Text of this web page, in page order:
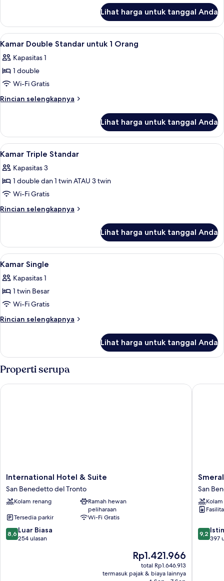
Kamar
Double
Standar
Lihat harga untuk tanggal Anda
Lihat
semua
foto
untuk
Kamar
Double
1
Orang
Shower, perlengkapan mandi
1
Kamar Double Standar untuk 1 Orang
Kapasitas 1
1 double
Wi-Fi Gratis
Rincian selengkapnya
Rincian
Kamar
Double
Standar
Orang
Lihat harga untuk tanggal Anda
Lihat
semua
foto
untuk
Kamar
Triple
Kamar Triple Standar | Seprai Frette
1
Kamar Triple Standar
Kapasitas 3
1 double dan 1 twin ATAU 3 twin
Wi-Fi Gratis
Rincian selengkapnya
Rincian
Kamar
Triple
Standar
Lihat harga untuk tanggal Anda
Lihat
semua
foto
untuk
Kamar
Single
Shower, perlengkapan mandi
1
Kamar Single
Kapasitas 1
1 twin Besar
Wi-Fi Gratis
Rincian selengkapnya
Rincian
Kamar
Lihat harga untuk tanggal Anda
Properti serupa
International
Hotel
&
Suite
Benedetto
del
Tronto
International Hotel & Suite
San Benedetto del Tronto
Kolam renang
Ramah hewan
peliharaan
Tersedia parkir
Wi-Fi Gratis
8.6
dari
8,6 Luar Biasa
254 ulasan
Harga
sekarang
Rp1.421.966
Rp1.421.966
total Rp1.646.913
termasuk pajak & biaya lainnya
International Hotel & Suite
Suites
&
Spa
San
del
Tronto
San
9.2
dari
9,2
397